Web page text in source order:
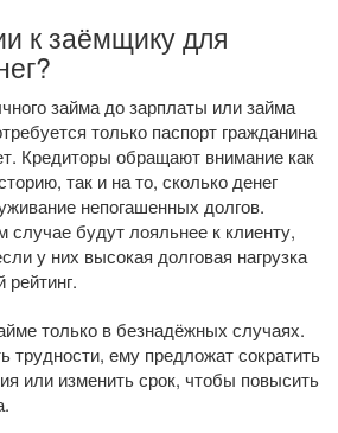
к заёмщику для
займа до зарплаты или займа
только паспорт гражданина
Кредиторы обращают внимание как
так и на то, сколько денег
непогашенных долгов.
будут лояльнее к клиенту,
у них высокая долговая нагрузка
рейтинг.
только в безнадёжных случаях.
трудности, ему предложат сократить
или изменить срок, чтобы повысить